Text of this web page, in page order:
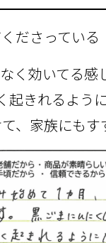
ださってい
く効いてる感
起きれるよう
、家族にもす